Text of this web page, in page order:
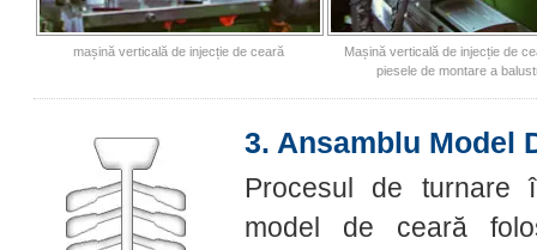
mașină verticală de injecție de ceară
Mașină verticală de injecție de
piesele de montare a
3. Ansamblu Model
Procesul de turnare
model de ceară